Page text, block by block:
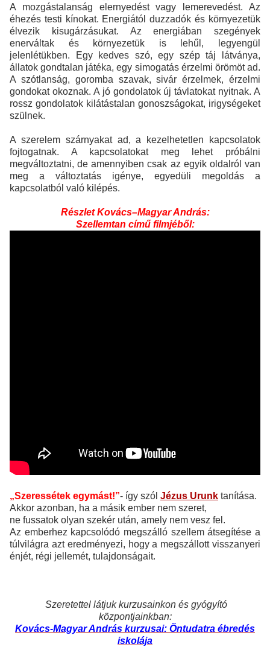
A mozgástalanság elernyedést vagy lemerevedést. Az
éhezés testi kínokat. Energiától duzzadók és környezetük
élvezik kisugárzásukat. Az energiában szegények
enerváltak és környezetük is lehűl, legyengül
jelenlétükben. Egy kedves szó, egy szép táj látványa,
állatok gondtalan játéka, egy simogatás érzelmi örömöt ad.
A szótlanság, goromba szavak, sivár érzelmek, érzelmi
gondokat okoznak. A jó gondolatok új távlatokat nyitnak. A
rossz gondolatok kilátástalan gonoszságokat, irigységeket
szülnek.
A szerelem szárnyakat ad, a kezelhetetlen kapcsolatok
fojtogatnak. A kapcsolatokat meg lehet próbálni
megváltoztatni, de amennyiben csak az egyik oldalról van
meg a változtatás igénye, egyedüli megoldás a
kapcsolatból való kilépés.
Részlet Kovács–Magyar András:
Szellemtan című filmjéből:
„Szeressétek egymást!”- így szól Jézus Urunk tanítása.
Akkor azonban, ha a másik ember nem szeret,
ne fussatok olyan szekér után, amely nem vesz fel.
Az emberhez kapcsolódó megszálló szellem átsegítése a
túlvilágra azt eredményezi, hogy a megszállott visszanyeri
énjét, régi jellemét, tulajdonságait.
Szeretettel látjuk kurzusainkon és gyógyító
központjainkban:
Kovács-Magyar András kurzusai: Öntudatra ébredés
iskolája